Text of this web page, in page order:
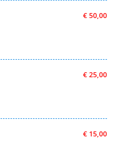
€ 50,00
€ 25,00
€ 15,00